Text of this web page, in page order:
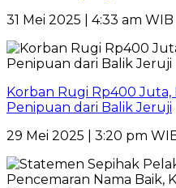
31 Mei 2025 | 4:33 am WIB
Korban Rugi Rp400
Penipuan dari Balik Jeruji
29 Mei 2025 | 3:20 pm